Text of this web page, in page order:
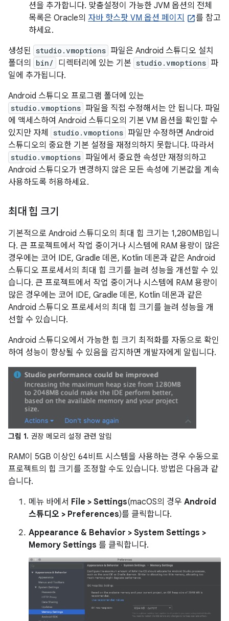
션을 추가합니다. 맞춤설정이 가능한 JVM 옵션의 전체
목록은 Oracle의 자바 핫스팟 VM 옵션 페이지
를 참고
하세요.
생성된 studio.vmoptions 파일은 Android 스튜디오 설치
폴더의
bin/ 디렉터리에 있는 기본 studio.vmoptions 파
일에 추가됩니다.
Android 스튜디오 프로그램 폴더에 있는
studio.vmoptions 파일을 직접 수정해서는 안 됩니다. 파일
에 액세스하여 Android 스튜디오의 기본 VM 옵션을 확인할 수
있지만 자체
studio.vmoptions 파일만 수정하면 Android
스튜디오의 중요한 기본 설정을 재정의하지 못합니다. 따라서
studio.vmoptions 파일에서 중요한 속성만 재정의하고
Android 스튜디오가 변경하지 않은 모든 속성에 기본값을 계속
사용하도록 허용하세요.
최대 힙 크기
기본적으로 Android 스튜디오의 최대 힙 크기는 1,280MB입니
다. 큰 프로젝트에서 작업 중이거나 시스템에 RAM 용량이 많은
경우에는 코어 IDE, Gradle 데몬, Kotlin 데몬과 같은 Android
스튜디오 프로세서의 최대 힙 크기를 늘려 성능을 개선할 수 있
습니다. 큰 프로젝트에서 작업 중이거나 시스템에 RAM 용량이
많은 경우에는 코어 IDE, Gradle 데몬, Kotlin 데몬과 같은
Android 스튜디오 프로세서의 최대 힙 크기를 늘려 성능을 개
선할 수 있습니다.
Android 스튜디오에서 가능한 힙 크기 최적화를 자동으로 확인
하여 성능이 향상될 수 있음을 감지하면 개발자에게 알립니다.
그림 1. 권장 메모리 설정 관련 알림
RAM이 5GB 이상인 64비트 시스템을 사용하는 경우 수동으로
프로젝트의 힙 크기를 조정할 수도 있습니다. 방법은 다음과 같
습니다.
메뉴 바에서 File > Settings(macOS의 경우 Android
스튜디오 > Preferences)를 클릭합니다.
Appearance & Behavior > System Settings >
Memory Settings 를 클릭합니다.